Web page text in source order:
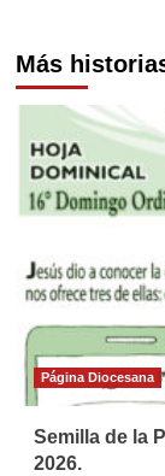
Más
Página Diocesana
Semilla de la
2026.